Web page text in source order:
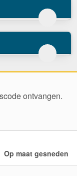
ontvangen.
Op maat gesneden